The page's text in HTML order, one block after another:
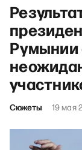
Румынии
Сюжеты 19 мая